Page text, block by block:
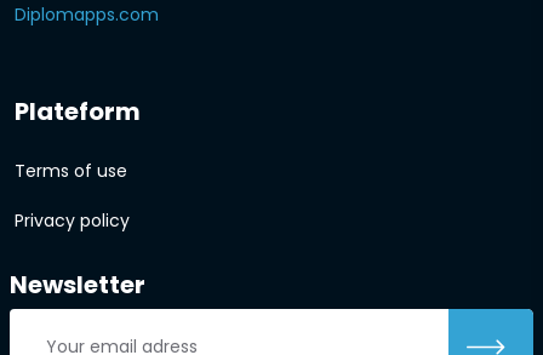
Diplomapps.com
Plateform
Terms of use
Privacy policy
Newsletter